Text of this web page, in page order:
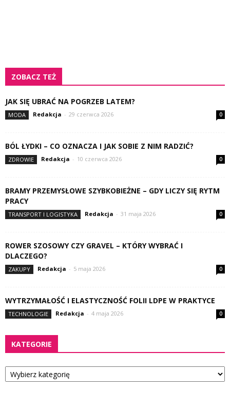
ZOBACZ TEŻ
JAK SIĘ UBRAĆ NA POGRZEB LATEM?
MODA Redakcja - 29 czerwca 2026 0
BÓL ŁYDKI – CO OZNACZA I JAK SOBIE Z NIM RADZIĆ?
ZDROWIE Redakcja - 10 czerwca 2026 0
BRAMY PRZEMYSŁOWE SZYBKOBIEŻNE – GDY LICZY SIĘ RYTM
PRACY
TRANSPORT I LOGISTYKA Redakcja - 31 maja 2026 0
ROWER SZOSOWY CZY GRAVEL – KTÓRY WYBRAĆ I
DLACZEGO?
ZAKUPY Redakcja - 5 maja 2026 0
WYTRZYMAŁOŚĆ I ELASTYCZNOŚĆ FOLII LDPE W PRAKTYCE
TECHNOLOGIE Redakcja - 4 maja 2026 0
KATEGORIE
Kategorie